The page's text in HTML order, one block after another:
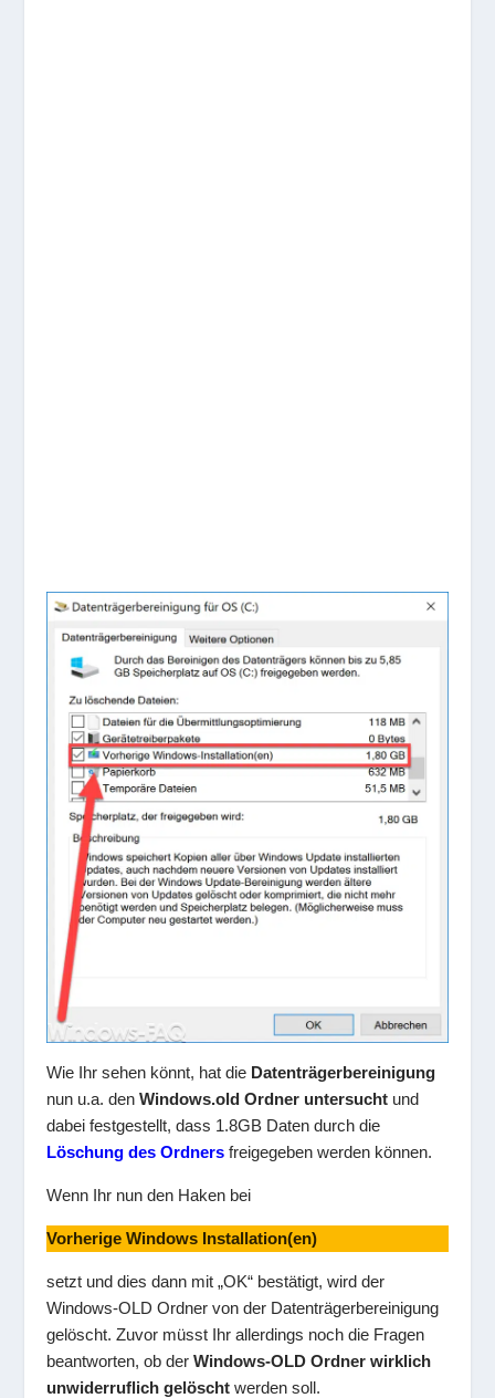
Wie Ihr sehen könnt, hat die Datenträgerbereinigung
nun u.a. denWindows.old Ordner untersucht und
dabei festgestellt, dass 1.8GB Daten durch die
Löschung des Ordners freigegeben werden können.
Wenn Ihr nun den Haken bei
Vorherige Windows Installation(en)
setzt und dies dann mit „OK“ bestätigt, wird der
Windows-OLD Ordner von der Datenträgerbereinigung
gelöscht. Zuvor müsst Ihr allerdings noch die Fragen
beantworten, ob derWindows-OLD Ordner wirklich
unwiderruflich gelöscht werden soll.